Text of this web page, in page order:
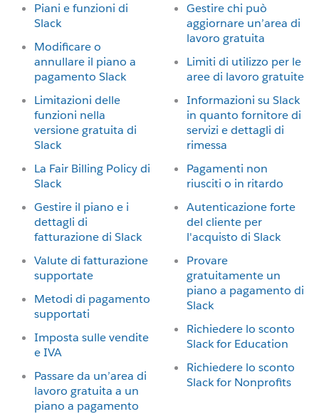
Piani e funzioni di
Slack
Modificare o
annullare il piano a
pagamento Slack
Limitazioni delle
funzioni nella
versione gratuita di
Slack
La Fair Billing Policy di
Slack
Gestire il piano e i
dettagli di
fatturazione di Slack
Valute di fatturazione
supportate
Metodi di pagamento
supportati
Imposta sulle vendite
e IVA
Passare da un’area di
lavoro gratuita a un
piano a pagamento
Gestire chi può
aggiornare un’area di
lavoro gratuita
Limiti di utilizzo per le
aree di lavoro gratuite
Informazioni su Slack
in quanto fornitore di
servizi e dettagli di
rimessa
Pagamenti non
riusciti o in ritardo
Autenticazione forte
del cliente per
l'acquisto di Slack
Provare
gratuitamente un
piano a pagamento di
Slack
Richiedere lo sconto
Slack for Education
Richiedere lo sconto
Slack for Nonprofits